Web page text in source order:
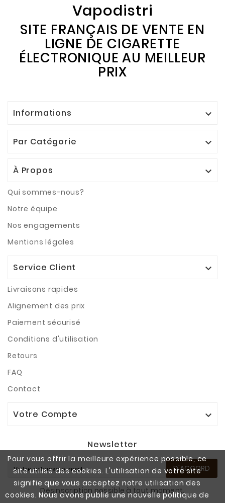
Pour vous offrir la meilleure expérience possible, ce
site utilise des cookies. L'utilisation de votre site
signifie que vous acceptez notre utilisation des
cookies. Nous avons publié une nouvelle politique de
Vapodistri
SITE FRANÇAIS DE VENTE EN
LIGNE DE CIGARETTE
ÉLECTRONIQUE AU MEILLEUR
PRIX
Informations 
Par Catégorie 
À Propos 
Qui sommes-nous?
Notre équipe
Nos engagements
Mentions légales
Service Client 
Livraisons rapides
Alignement des prix
Paiement sécurisé
Conditions d'utilisation
Retours
FAQ
Contact
Votre Compte 
Newsletter
D'ACCORD
Désinscription possible à tout moment.